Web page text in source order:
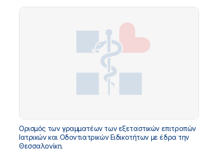
Ορισμός των γραμματέων των εξεταστικών επιτροπών
Ιατρικών και Oδοντιατρικών Ειδικοτήτων με έδρα την
Θεσσαλονίκη.